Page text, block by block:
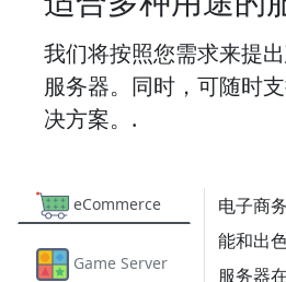
我们将按照您需求来提
服务器。同时，可随时
决方案。.
eCommerce
Game Server
电子商
能和出
服务器